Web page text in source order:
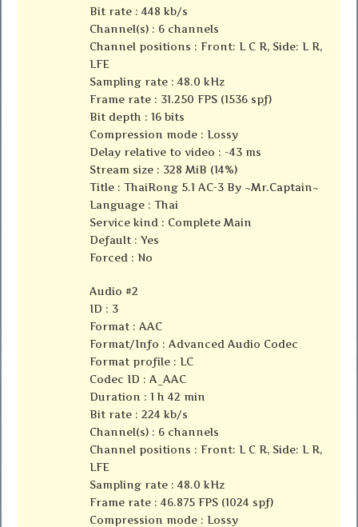
Bit rate : 448 kb/s
Channel(s) : 6 channels
Channel positions : Front: L C R, Side: L R,
LFE
Sampling rate : 48.0 kHz
Frame rate : 31.250 FPS (1536 spf)
Bit depth : 16 bits
Compression mode : Lossy
Delay relative to video : -43 ms
Stream size : 328 MiB (14%)
Title : ThaiRong 5.1 AC-3 By ~Mr.Captain~
Language : Thai
Service kind : Complete Main
Default : Yes
Forced : No
Audio #2
ID : 3
Format : AAC
Format/Info : Advanced Audio Codec
Format profile : LC
Codec ID : A_AAC
Duration : 1 h 42 min
Bit rate : 224 kb/s
Channel(s) : 6 channels
Channel positions : Front: L C R, Side: L R,
LFE
Sampling rate : 48.0 kHz
Frame rate : 46.875 FPS (1024 spf)
Compression mode : Lossy